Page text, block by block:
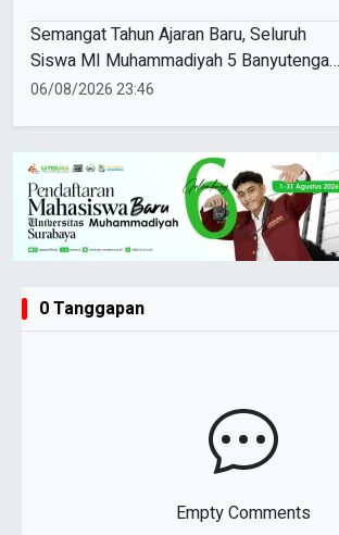
Semangat Tahun Ajaran Baru, Seluruh
Siswa MI Muhammadiyah 5 Banyutengah
Ikuti Latihan Tapak Suci Perdana
06/08/2026 23:46
0 Tanggapan
Empty Comments